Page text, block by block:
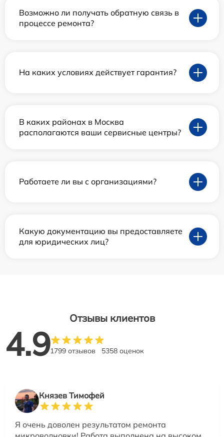
Возможно ли получать обратную связь в
процессе ремонта?
На каких условиях действует гарантия?
В каких районах в Москва
располагаются ваши сервисные центры?
Работаете ли вы с организациями?
Какую документацию вы предоставляете
для юридических лиц?
Отзывы клиентов
4.91799 отзывов 5358 оценок
Князев Тимофей
Я очень доволен результатом ремонта